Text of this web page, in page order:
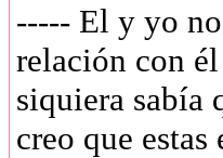
----- El y yo
relación con
siquiera sabía
creo que